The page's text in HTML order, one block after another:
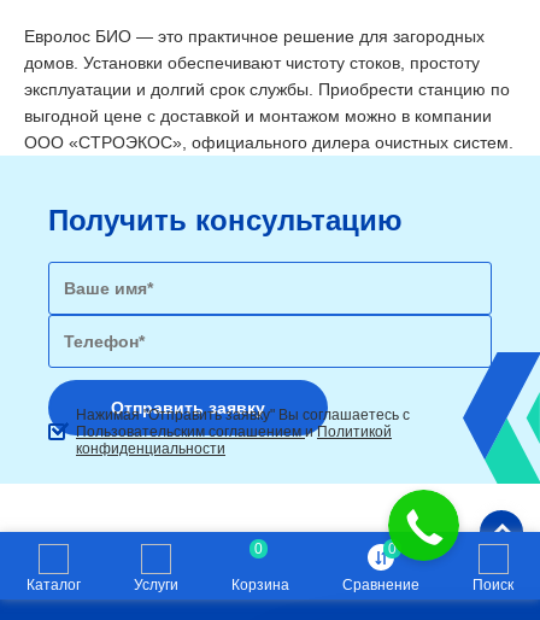
Евролос БИО — это практичное решение для загородных
домов. Установки обеспечивают чистоту стоков, простоту
эксплуатации и долгий срок службы. Приобрести станцию по
выгодной цене с доставкой и монтажом можно в компании
ООО «СТРОЭКОС», официального дилера очистных систем.
Получить консультацию
Нажимая "Отправить заявку" Вы соглашаетесь с
Пользовательским соглашениемиПолитикой
конфиденциальности
Каталог Услуги
0
Корзина
0
Сравнение Поиск